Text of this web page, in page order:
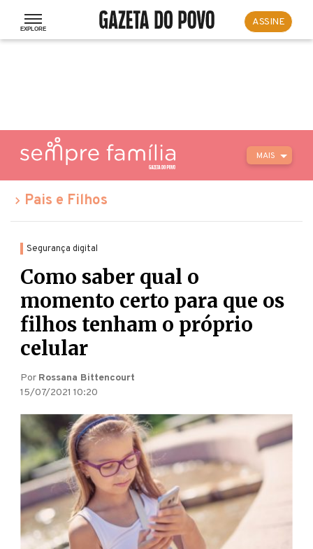
ASSINE
MAIS
Pais e Filhos
Segurança digital
Como saber qual o
momento certo para que os
filhos tenham o próprio
celular
Por Rossana Bittencourt
15/07/2021 10:20